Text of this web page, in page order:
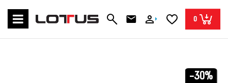
0
-30%